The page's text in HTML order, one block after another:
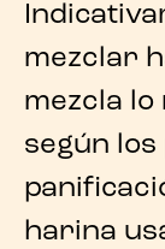
mezclar
mezcla lo
según
harina